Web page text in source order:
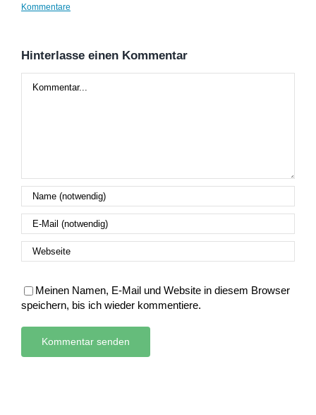
Kommentare
Hinterlasse einen Kommentar
Meinen Namen, E-Mail und Website in diesem Browser
speichern, bis ich wieder kommentiere.